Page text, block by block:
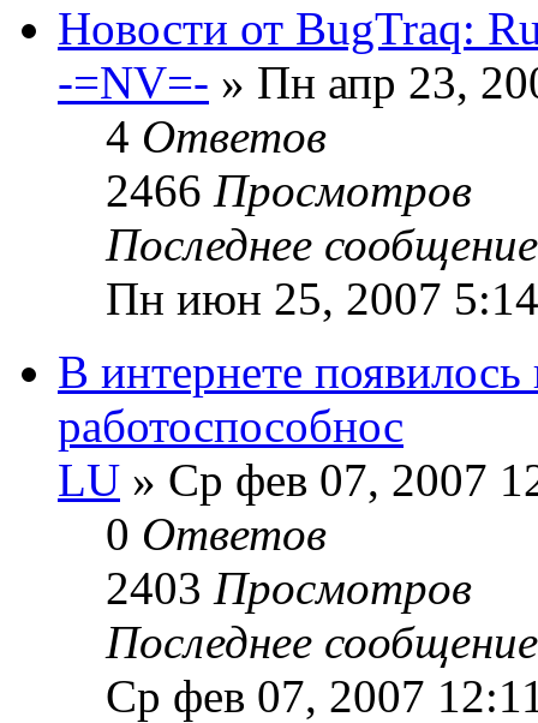
Новости от BugTraq:
-=NV=- » Пн апр 23,
4 Ответов
2466 Просмотров
Последнее
Пн июн 25, 2007
В интернете
работоспособнос
LU » Ср фев 07, 2007
0 Ответов
2403 Просмотров
Последнее
Ср фев 07, 2007